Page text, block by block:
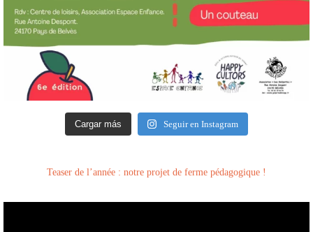
Cargar más Seguir en Instagram
Teaser de l’année : notre projet de ferme pédagogique !